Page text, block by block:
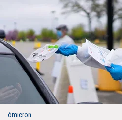
ómicron